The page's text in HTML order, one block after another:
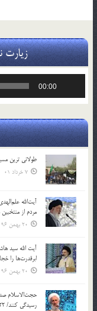
زیارت
00:00
طولانی ترین
7 خرداد 01
مردم از
20 بهمن 96
ابرقدرت‌ها را
20 بهمن 96
حجت‌الاسلام
رسیدگی کنند/ 22 بهمن به رخ کشیدن بقای انقلاب است